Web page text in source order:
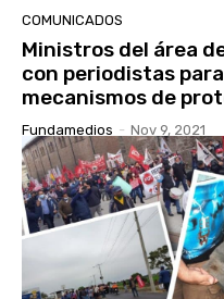
COMUNICADOS
Ministros del área
con periodistas
mecanismos de
Fundamedios - Nov 9, 2021